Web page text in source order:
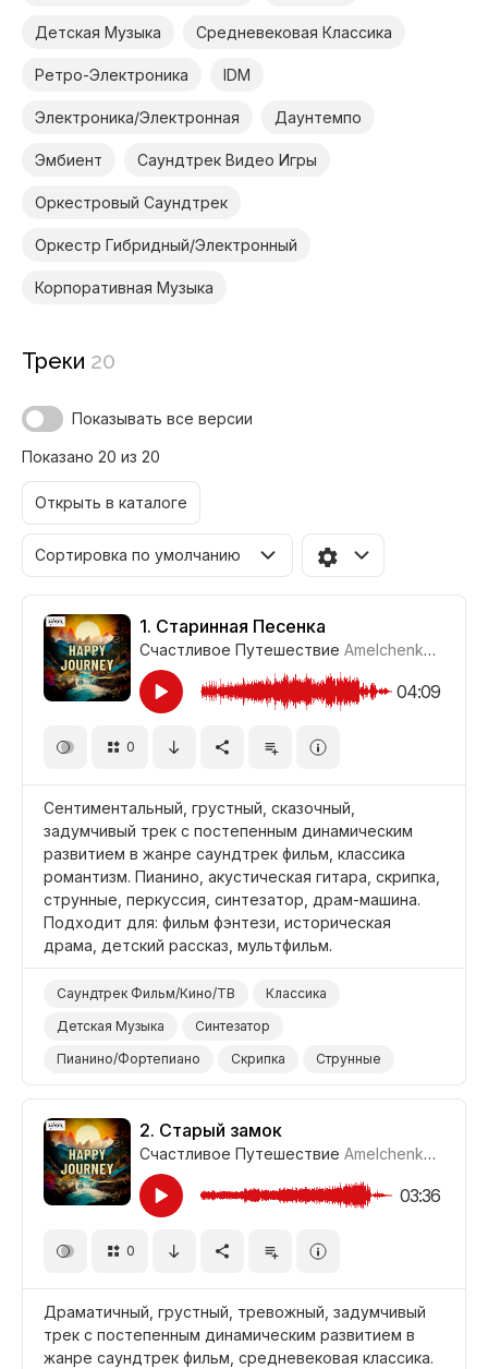
Детская Музыка Средневековая Классика
Ретро-Электроника IDM
Электроника/Электронная Даунтемпо
Эмбиент Саундтрек Видео Игры
Оркестровый Саундтрек
Оркестр Гибридный/Электронный
Корпоративная Музыка
Треки 20
Показывать все версии
Показано 20 из 20
Открыть в каталоге
Сортировка по умолчанию
1. Старинная Песенка
Счастливое Путешествие Amelchenko
04:09
0
Сентиментальный, грустный, сказочный,
задумчивый трек с постепенным динамическим
развитием в жанре саундтрек фильм, классика
романтизм. Пианино, акустическая гитара, скрипка,
струнные, перкуссия, синтезатор, драм-машина.
Подходит для: фильм фэнтези, историческая
драма, детский рассказ, мультфильм.
Саундтрек Фильм/Кино/ТВ
Классика
Детская Музыка
Синтезатор
Пианино/Фортепиано
Скрипка
Струнные
Гитара/Акустическая
Электронные Барабаны
Барабаны и Перкуссия
Сентиментальный
Задумчивый
Грустный
Мечтательный
Фильм Историческая Драма
Фильм Фэнтези
Фильм Анимация
Мультфильм
Дети
2. Старый замок
Счастливое Путешествие Amelchenko
03:36
0
Драматичный, грустный, тревожный, задумчивый
трек с постепенным динамическим развитием в
жанре саундтрек фильм, средневековая классика.